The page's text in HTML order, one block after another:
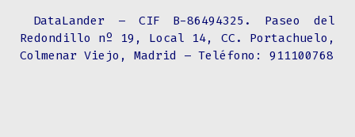
DataLander – CIF B-86494325 . Paseo del
Redondillo nº 19, Local 14, CC. Portachuelo,
Colmenar Viejo, Madrid – Teléfono: 911100768